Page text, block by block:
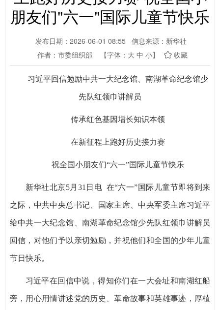
朋友们"六一"国际儿童节快乐
发布日期：2026-06-01 08:55
信息来源：新华社
作者：市委组织部
【字体： 大 中 小】 收藏
习近平回信勉励中共一大纪念馆、南湖革命纪念馆少
先队红领巾讲解员
传承红色基因增长知识本领
在新征程上跑好历史接力赛
祝全国小朋友们“六一”国际儿童节快乐
新华社北京5月31日电 在“六一”国际儿童节即将到来
之际，中共中央总书记、国家主席、中央军委主席习近平
给中共一大纪念馆、南湖革命纪念馆少先队红领巾讲解员
回信，对他们予以亲切勉励，并祝他们和全国的少年儿童
节日快乐。
习近平在回信中说，得知你们在一大会址和南湖红船
旁，用心用情讲述党的历史、革命故事和英雄事迹，厚植